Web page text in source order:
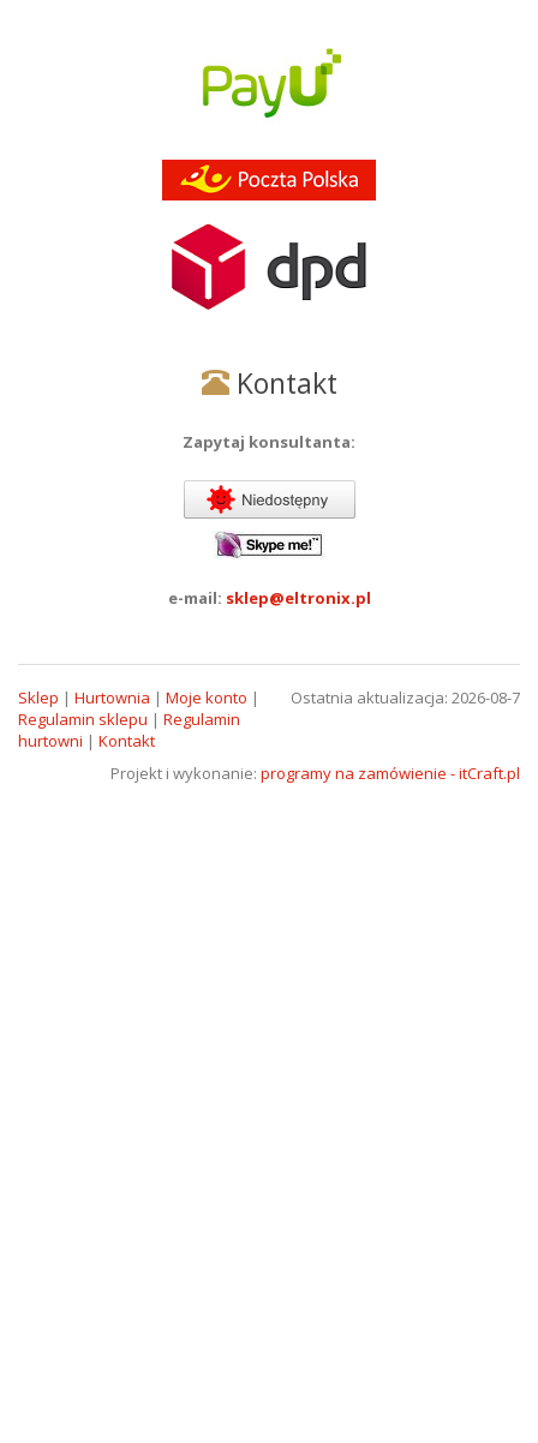
Kontakt
Zapytaj konsultanta:
e-mail: sklep@eltronix.pl
Ostatnia aktualizacja: 2026-08-7
Sklep | Hurtownia | Moje konto |
Regulamin sklepu | Regulamin
hurtowni | Kontakt
Projekt i wykonanie: programy na zamówienie - itCraft.pl